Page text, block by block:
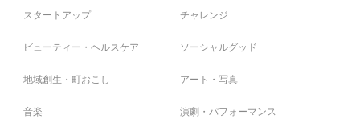
スタートアップ チャレンジ
ビューティー・ヘルスケア ソーシャルグッド
地域創生・町おこし アート・写真
音楽 演劇・パフォーマンス